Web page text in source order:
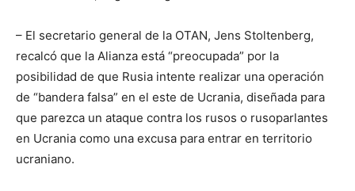
– El secretario general de la OTAN, Jens Stoltenberg,
recalcó que la Alianza está “preocupada” por la
posibilidad de que Rusia intente realizar una operación
de “bandera falsa” en el este de Ucrania, diseñada para
que parezca un ataque contra los rusos o rusoparlantes
en Ucrania como una excusa para entrar en territorio
ucraniano.